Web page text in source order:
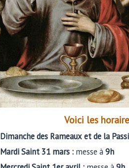
Voici les
Dimanche des Rameaux et de la
Mardi Saint 31 mars : messe à9h